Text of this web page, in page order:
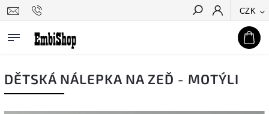
CZK
Hledat
DĚTSKÁ NÁLEPKA NA ZEĎ - MOTÝLI